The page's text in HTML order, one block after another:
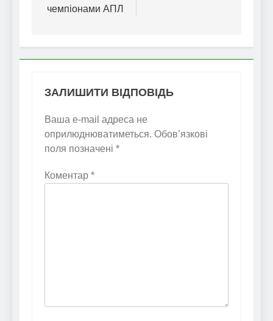
чемпіонами АПЛ
ЗАЛИШИТИ ВІДПОВІДЬ
Ваша e-mail адреса не
оприлюднюватиметься. Обов’язкові
поля позначені *
Коментар *